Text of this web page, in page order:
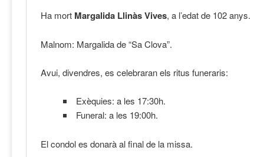
Ha mort Margalida Llinàs Vives, a l’edat de 102 anys.
Malnom: Margalida de “Sa Clova”.
Avui, divendres, es celebraran els ritus funeraris:
Exèquies: a les 17:30h.
Funeral: a les 19:00h.
El condol es donarà al final de la missa.